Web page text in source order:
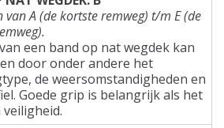
van A (de kortste remweg) t/m E (de
een band op nat wegdek kan
door onder andere het
de weersomstandigheden en
Goede grip is belangrijk als het